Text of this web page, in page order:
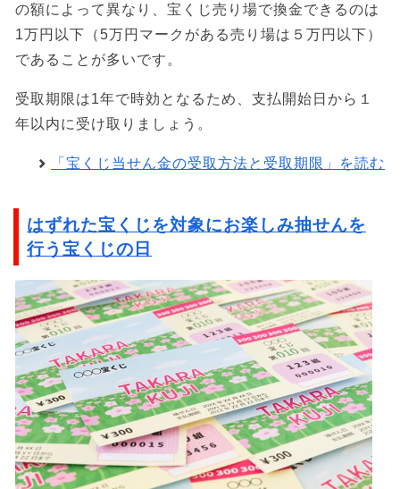
の額によって異なり、宝くじ売り場で換金できるのは
1万円以下（5万円マークがある売り場は５万円以下）
であることが多いです。
受取期限は1年で時効となるため、支払開始日から１
年以内に受け取りましょう。
「宝くじ当せん金の受取方法と受取期限」を読む
はずれた宝くじを対象にお楽しみ抽せんを
行う宝くじの日